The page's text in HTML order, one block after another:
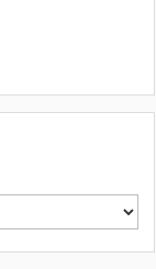
相談で多い事例
ました。「漫
画といえば集英
いという親た